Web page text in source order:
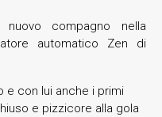
compagno nella
automatico Zen di
e con lui anche i primi
e pizzicore alla gola